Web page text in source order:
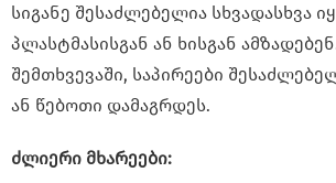
სიგანე შესაძლებელია სხვადასხვა
პლასტმასისგან ან ხისგან
შემთხვევაში, საპირეები
ან წებოთი დამაგრდეს.
ძლიერი მხარეები: